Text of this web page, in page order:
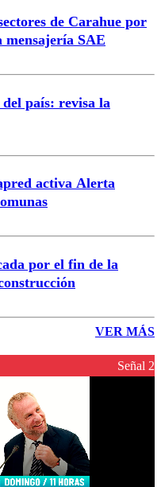
de Carahue por
mensajería SAE
país: revisa la
activa Alerta
por el fin de la
VER MÁS
Señal 2